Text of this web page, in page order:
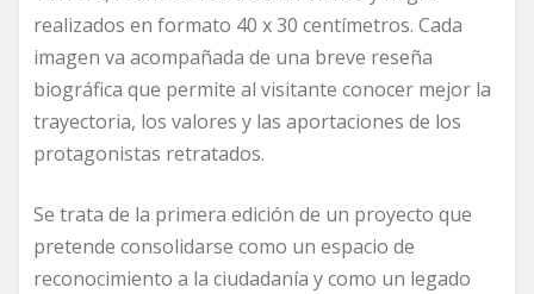
realizados en formato 40 x 30 centímetros. Cada
imagen va acompañada de una breve reseña
biográfica que permite al visitante conocer mejor la
trayectoria, los valores y las aportaciones de los
protagonistas retratados.
Se trata de la primera edición de un proyecto que
pretende consolidarse como un espacio de
reconocimiento a la ciudadanía y como un legado